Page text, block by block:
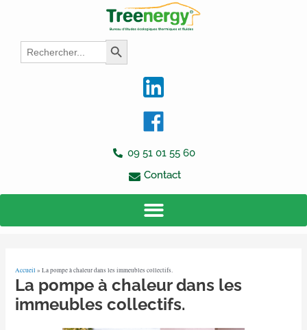
Search
for:
Search Button
09 51 01 55 60
Contact
Accueil » La pompe à chaleur dans les immeubles collectifs.
La pompe à chaleur dans les
immeubles collectifs.